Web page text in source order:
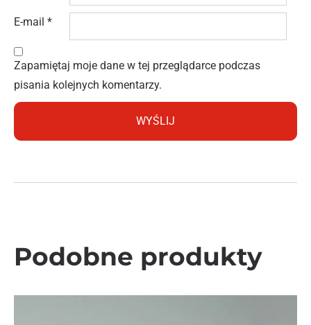
E-mail *
Zapamiętaj moje dane w tej przeglądarce podczas
pisania kolejnych komentarzy.
Podobne produkty